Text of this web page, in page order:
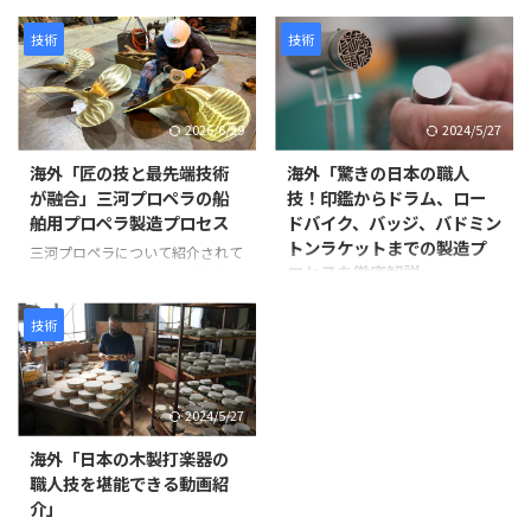
を現代のテクノロジーで再現す
る、革新的なプロジェクトが紹介
されています。 阿弥陀如来と25
体の菩薩が極楽浄土から人々を迎
えに来る情景を、空中を舞うドロ
ーン仏像によって表現するとい
う、伝統文化と最新技術を融合さ
せた試みです。 制作には、約
1,500年にわたり受け継がれてき
た仏像彫刻の技術と、3Dスキャ
ン・3Dプリントなどの現代技術
の工程 まず、仏師による木彫り
の原型制作から始まります。 仏
師は木材から仏像を一体ずつ丁寧
...
氏の仕事が紹介されています。日
本刀の鞘は単なる収納具ではな
く、刀身を守る重要な役割を担っ
ています。熟練の職人が幾度も塗
装と研磨を繰り返し、美しさと耐
久性を兼ね備えた鞘を完成させて
いきます。 製造工程は以下のよ
うに進みます。 まず、2枚の木材
を貼り合わせて作られた鞘の継ぎ
目を補強します。継ぎ目に和紙を
米糊で貼り付けることで、割れや
剥離を防ぎ、長期間使用できる強
技術
2026/6/29
海外「匠の技と最先端技術
が融合」三河プロペラの船
舶用プロペラ製造プロセス
三河プロペラについて紹介されて
に拠点を置き、1929年に設立さ
れて以来、90年以上にわたり船
舶用プロペラを製造しています。
製造プロセスは以下のように進み
ます。最初に砂型に砂を詰め、余
分なガスを抜いて準備します。そ
の後、砂型を反転させて次の工程
に備えます。 次に、インゴット
と呼ばれる金属塊を溶解炉に入れ
て溶かします。溶解中には不純物
技術
2024/5/27
海外「驚きの日本の職人
技！印鑑からドラム、ロー
ドバイク、バッジ、バドミン
トンラケットまでの製造プ
ロセスを徹底解説」
技術
2024/5/27
海外「日本の木製打楽器の
職人技を堪能できる動画紹
介」